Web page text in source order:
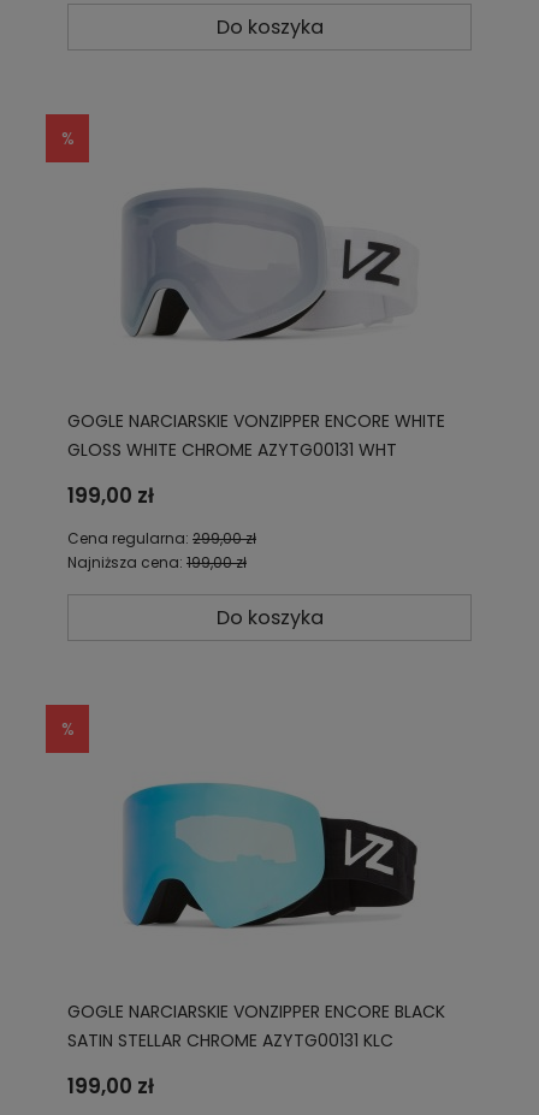
Do koszyka
GOGLE NARCIARSKIE VONZIPPER ENCORE WHITE
GLOSS WHITE CHROME AZYTG00131 WHT
199,00 zł
Cena regularna: 299,00 zł
Najniższa cena: 199,00 zł
Do koszyka
GOGLE NARCIARSKIE VONZIPPER ENCORE BLACK
SATIN STELLAR CHROME AZYTG00131 KLC
199,00 zł